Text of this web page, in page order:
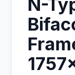
N-